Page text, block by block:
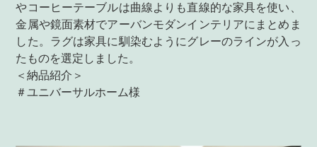
やコーヒーテーブルは曲線よりも直線的な家具を使い、
金属や鏡面素材でアーバンモダンインテリアにまとめま
した。ラグは家具に馴染むようにグレーのラインが入っ
たものを選定しました。
＜納品紹介＞
＃ユニバーサルホーム様